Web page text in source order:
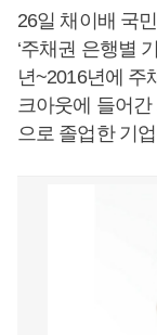
26일 채이배 국
‘주채권 은행별
년~2016년에 주
크아웃에 들어
으로 졸업한 기